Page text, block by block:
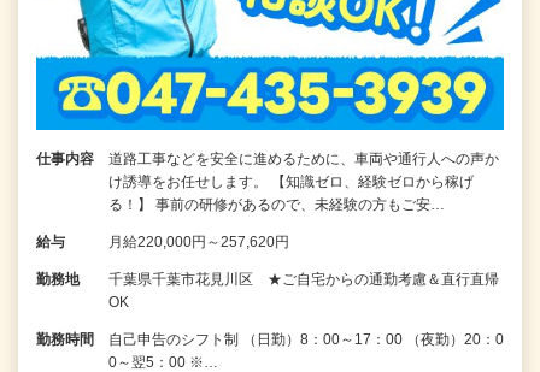
仕事内容
道路工事などを安全に進めるために、車両や通行人への声か
け誘導をお任せします。 【知識ゼロ、経験ゼロから稼げ
る！】 事前の研修があるので、未経験の方もご安…
給与 月給220,000円～257,620円
勤務地
千葉県千葉市花見川区 ★ご自宅からの通勤考慮＆直行直帰
OK
勤務時間
自己申告のシフト制 （日勤）8：00～17：00 （夜勤）20：0
0～翌5：00 ※…